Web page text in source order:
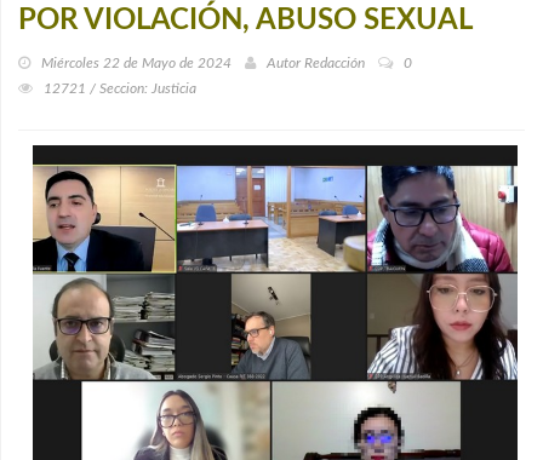
POR VIOLACIÓN, ABUSO SEXUAL
Miércoles 22 de Mayo de 2024 Autor Redacción
0
12721 / Seccion: Justicia